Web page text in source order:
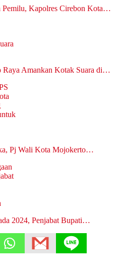
Pemilu, Kapolres Cirebon Kota…
Amankan Kotak Suara di…
Pj Wali Kota Mojokerto…
2024, Penjabat Bupati…